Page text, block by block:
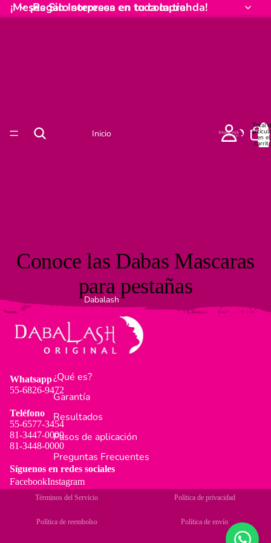
¡Regalo sorpresa en tu compra!
¡Meses Sin Intereses en toda la tienda!
Inicio
Dabalash
¿Qué es?
Garantía
Resultados
Pasos de aplicación
Preguntas Frecuentes
Total
en el
0
Conoce las Dabas Mascaras
para pestañas
Whatsapp
55-6826-9472
Teléfono
55-6577-3454
81-3447-0000
81-3448-0000
Síguenos en redes sociales
FacebookInstagram
Términos del Servicio Política de privacidad
Política de reembolso Política de envío